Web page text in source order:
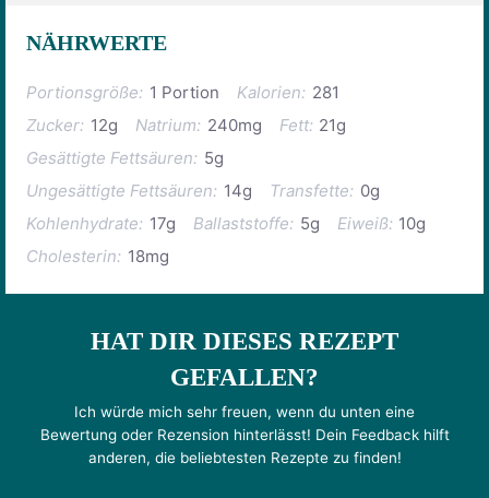
NÄHRWERTE
Portionsgröße: 1 Portion Kalorien: 281
Zucker: 12g Natrium: 240mg Fett: 21g
Gesättigte Fettsäuren: 5g
Ungesättigte Fettsäuren: 14g Transfette: 0g
Kohlenhydrate: 17g Ballaststoffe: 5g Eiweiß: 10g
Cholesterin: 18mg
HAT DIR DIESES REZEPT
GEFALLEN?
Ich würde mich sehr freuen, wenn du unten eine
Bewertung oder Rezension hinterlässt! Dein Feedback hilft
anderen, die beliebtesten Rezepte zu finden!